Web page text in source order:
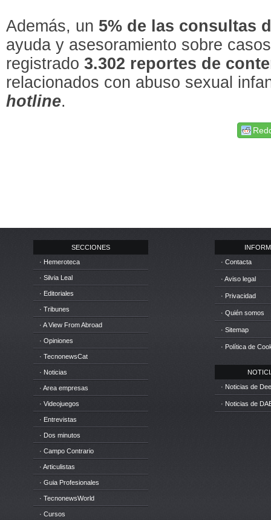
Además, un 5% de las consultas
ayuda y asesoramiento sobre
registrado3.302 reportes de
relacionados con abuso sexual
hotline.
SECCIONES
· Hemeroteca
· Silvia Leal
· Editoriales
· Tribunes
· A View From Abroad
· Opiniones
· TecnonewsCat
· Noticias
· Area empresas
· Videojuegos
· Entrevistas
· Dos minutos
· Campo Contrario
· Articulistas
· Guia Profesionales
· TecnonewsWorld
· Cursos
· Contacta
· Aviso legal
· Privacidad
· Quién somos
· Sitemap
· Política de
· Noticias de
· Noticias de